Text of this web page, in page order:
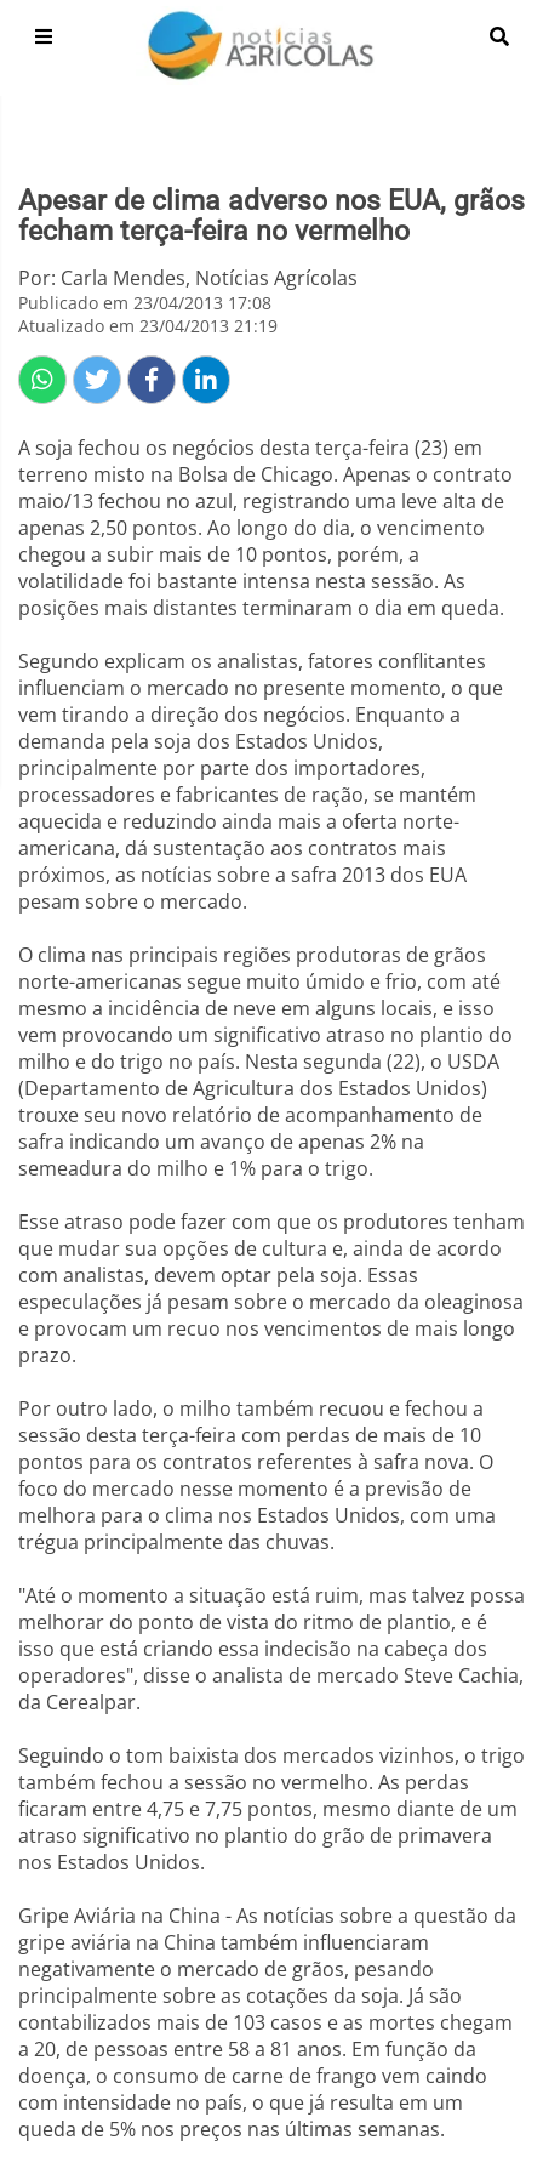
Apesar de clima adverso nos EUA, grãos
fecham terça-feira no vermelho
Por: Carla Mendes, Notícias Agrícolas
Publicado em 23/04/2013 17:08
Atualizado em 23/04/2013 21:19
A soja fechou os negócios desta terça-feira (23) em
terreno misto na Bolsa de Chicago. Apenas o contrato
maio/13 fechou no azul, registrando uma leve alta de
apenas 2,50 pontos. Ao longo do dia, o vencimento
chegou a subir mais de 10 pontos, porém, a
volatilidade foi bastante intensa nesta sessão. As
posições mais distantes terminaram o dia em queda.
Segundo explicam os analistas, fatores conflitantes
influenciam o mercado no presente momento, o que
vem tirando a direção dos negócios. Enquanto a
demanda pela soja dos Estados Unidos,
principalmente por parte dos importadores,
processadores e fabricantes de ração, se mantém
aquecida e reduzindo ainda mais a oferta norte-
americana, dá sustentação aos contratos mais
próximos, as notícias sobre a safra 2013 dos EUA
pesam sobre o mercado.
O clima nas principais regiões produtoras de grãos
norte-americanas segue muito úmido e frio, com até
mesmo a incidência de neve em alguns locais, e isso
vem provocando um significativo atraso no plantio do
milho e do trigo no país. Nesta segunda (22), o USDA
(Departamento de Agricultura dos Estados Unidos)
trouxe seu novo relatório de acompanhamento de
safra indicando um avanço de apenas 2% na
semeadura do milho e 1% para o trigo.
Esse atraso pode fazer com que os produtores tenham
que mudar sua opções de cultura e, ainda de acordo
com analistas, devem optar pela soja. Essas
especulações já pesam sobre o mercado da oleaginosa
e provocam um recuo nos vencimentos de mais longo
prazo.
Por outro lado, o milho também recuou e fechou a
sessão desta terça-feira com perdas de mais de 10
pontos para os contratos referentes à safra nova. O
foco do mercado nesse momento é a previsão de
melhora para o clima nos Estados Unidos, com uma
trégua principalmente das chuvas.
"Até o momento a situação está ruim, mas talvez possa
melhorar do ponto de vista do ritmo de plantio, e é
isso que está criando essa indecisão na cabeça dos
operadores", disse o analista de mercado Steve Cachia,
da Cerealpar.
Seguindo o tom baixista dos mercados vizinhos, o trigo
também fechou a sessão no vermelho. As perdas
ficaram entre 4,75 e 7,75 pontos, mesmo diante de um
atraso significativo no plantio do grão de primavera
nos Estados Unidos.
Gripe Aviária na China - As notícias sobre a questão da
gripe aviária na China também influenciaram
negativamente o mercado de grãos, pesando
principalmente sobre as cotações da soja. Já são
contabilizados mais de 103 casos e as mortes chegam
a 20, de pessoas entre 58 a 81 anos. Em função da
doença, o consumo de carne de frango vem caindo
com intensidade no país, o que já resulta em um
queda de 5% nos preços nas últimas semanas.